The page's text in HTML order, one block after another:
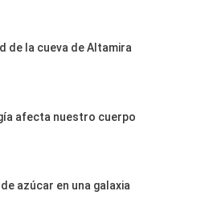
de la cueva de Altamira
afecta nuestro cuerpo
azúcar en una galaxia